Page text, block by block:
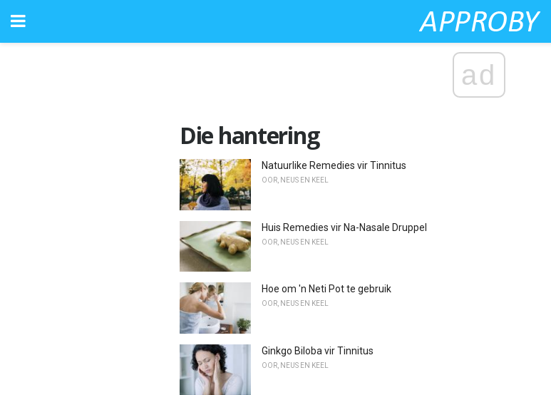
ad
Die hantering
Natuurlike Remedies vir Tinnitus
OOR, NEUS EN KEEL
Huis Remedies vir Na-Nasale Druppel
OOR, NEUS EN KEEL
Hoe om 'n Neti Pot te gebruik
OOR, NEUS EN KEEL
Ginkgo Biloba vir Tinnitus
OOR, NEUS EN KEEL